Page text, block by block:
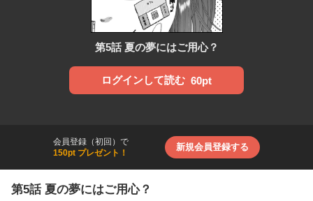
第5話 夏の夢にはご用心？
ログインして読む 60pt
会員登録（初回）で
150pt プレゼント！
新規会員登録する
第5話 夏の夢にはご用心？